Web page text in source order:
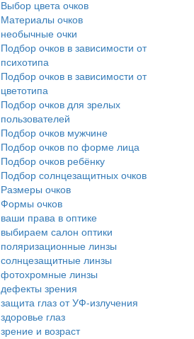
Выбор цвета очков
Материалы очков
необычные очки
Подбор очков в зависимости от
психотипа
Подбор очков в зависимости от
цветотипа
Подбор очков для зрелых
пользователей
Подбор очков мужчине
Подбор очков по форме лица
Подбор очков ребёнку
Подбор солнцезащитных очков
Размеры очков
Формы очков
ваши права в оптике
выбираем салон оптики
поляризационные линзы
солнцезащитные линзы
фотохромные линзы
дефекты зрения
защита глаз от УФ-излучения
здоровье глаз
зрение и возраст